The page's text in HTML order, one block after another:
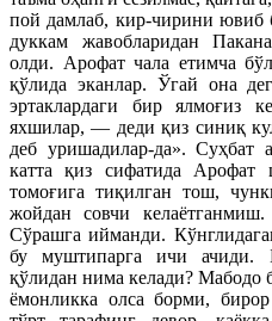
пой дамлаб, кир-чирини ювиб
дуккам жавобларидан
олди. Арофат чала етимча
қўлида эканлар. Ўгай она
эртаклардаги бир ялмоғиз
яхшилар, — деди қиз синиқ
деб уришадилар-да». Суҳбат
катта қиз сифатида
томоғига тиқилган тош,
жойдан совчи
Сўрашга ийманди.
бу муштипарга ичи ачиди.
қўлидан нима келади? Мабодо
ёмонликка олса борми,